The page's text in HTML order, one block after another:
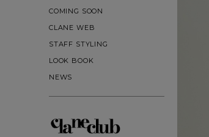
COMING SOON
CLANE WEB
STAFF STYLING
LOOK BOOK
NEWS